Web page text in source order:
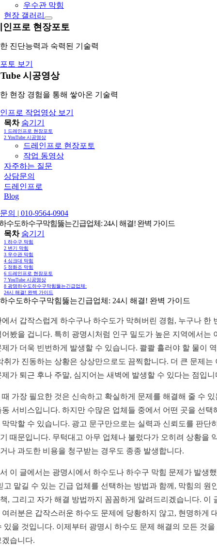
우수관 막힘
현장 갤러리
인프로 현장포토
진단능력과 숙력된 기술력
토 보기
시공영상
현장 경험을 통해 쌓아온 기술력
프로 작업영상 보기
목차 숨기기
1 드레인프로 현장포토
2 YouTube 시공영상
드레인프로 현장포토
작업 동영상
자주하는 질문
상담문의
드레인프로
Blog
의 | 010-9564-0904
수도하수구막힘뚫는긴급업체: 24시 해결! 완벽 가이드
목차 숨기기
1 하수구 막힘
2 변기 막힘
3 우수관 막힘
4 싱크대 막힘
5 정화조 막힘
6 드레인프로 현장포토
7 YouTube 시공영상
8 광명하수도하수구막힘뚫는긴급업체:
24시 해결! 완벽 가이드
수도하수구막힘뚫는긴급업체: 24시 해결! 완벽 가이드
에서 갑작스럽게 하수구나 하수도가 막혀버린 경험, 누구나 한
어봤을 겁니다. 특히 광명시처럼 인구 밀도가 높은 지역에서는
제가 더욱 빈번하게 발생할 수 있습니다. 콸콸 흘러야 할 물이
취가 진동하는 상황은 상상만으로도 끔찍합니다. 더 큰 문제는
제가 퇴근 후나 주말, 심지어는 새벽에 발생할 수 있다는 점입니
때 가장 필요한 것은 신속하고 확실하게 문제를 해결해 줄 수 있
동 서비스입니다. 하지만 수많은 업체들 중에서 어떤 곳을 선택
막막할 수 있습니다. 광고 문구만으로는 실력과 신뢰도를 판단
때문입니다. 무턱대고 아무 업체나 불렀다가 오히려 상황을
나 과도한 비용을 청구받는 경우도 종종 발생합니다.
이 글에서는 광명시에서 하수도나 하수구 막힘 문제가 발생
고 맡길 수 있는 긴급 업체를 선택하는 방법과 함께, 막힘의 원
, 그리고 자가 해결 방법까지 꼼꼼하게 알려드리겠습니다. 이
여러분은 갑작스러운 하수도 문제에 당황하지 않고, 현명하게
있을 것입니다. 이제부터 광명시 하수도 문제 해결의 모든 것을
겠습니다.